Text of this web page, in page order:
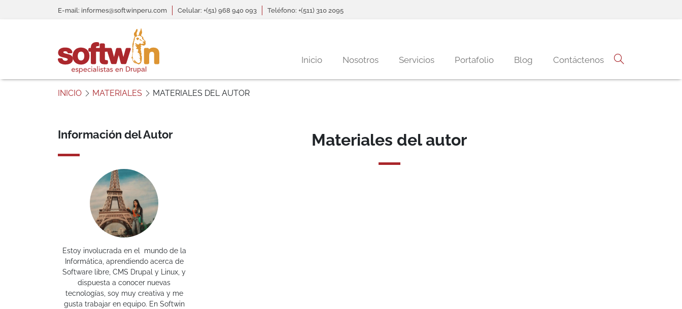
Pasar al contenido principalheader informativo
E-mail: informes@softwinperu.com Celular: +(51) 968 940 093 Teléfono: +(511) 310 2095
S
o
w
i
n
Navegación principal
Inicio Nosotros Servicios Portafolio Blog Contáctenos
INICIO MATERIALES MATERIALES DEL AUTOR
Información del Autor
Estoy involucrada en el mundo de la
Informática, aprendiendo acerca de
Software libre, CMS Drupal y Linux, y
dispuesta a conocer nuevas
tecnologías, soy muy creativa y me
gusta trabajar en equipo. En Softwin
Materiales del autor